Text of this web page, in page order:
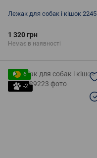
Лежак для собак і кішок 2245
1 320 грн
Немає в наявності
6
-2